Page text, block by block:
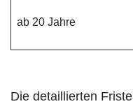
ab 20 Jahre
Die detaillierten